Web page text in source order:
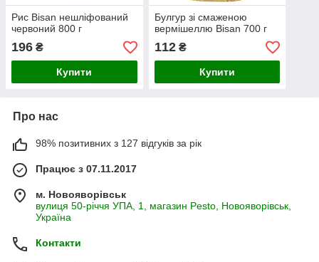
Рис Bisan нешліфований
червоний 800 г
196 ₴
Купити
Булгур зі смаженою
вермішеллю Bisan 700 г
112₴
Купити
Про нас
98% позитивних з 127 відгуків за рік
Працює з 07.11.2017
м. Новояворівськ
вулиця 50-річчя УПА, 1, магазин Pesto, Новояворівськ,
Україна
Контакти